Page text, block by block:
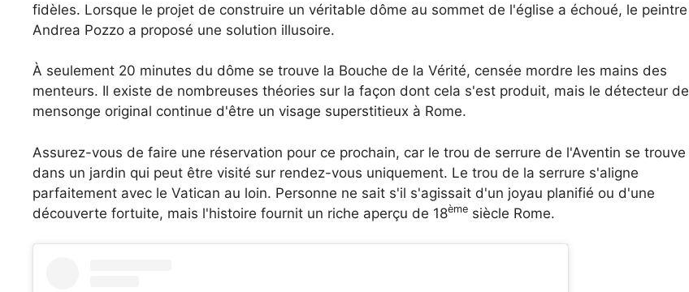
fidèles. Lorsque le projet de construire un véritable dôme au sommet de l'église a échoué, le peintre
Andrea Pozzo a proposé une solution illusoire.
À seulement 20 minutes du dôme se trouve la Bouche de la Vérité, censée mordre les mains des
menteurs. Il existe de nombreuses théories sur la façon dont cela s'est produit, mais le détecteur de
mensonge original continue d'être un visage superstitieux à Rome.
Assurez-vous de faire une réservation pour ce prochain, car le trou de serrure de l'Aventin se trouve
dans un jardin qui peut être visité sur rendez-vous uniquement. Le trou de la serrure s'aligne
parfaitement avec le Vatican au loin. Personne ne sait s'il s'agissait d'un joyau planifié ou d'une
découverte fortuite, mais l'histoire fournit un riche aperçu de 18ème siècle Rome.